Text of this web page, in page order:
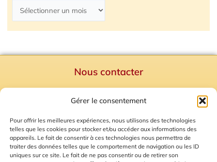
Gérer le consentement
Pour offrir les meilleures expériences, nous utilisons des technologies
telles que les cookies pour stocker et/ou accéder aux informations des
appareils. Le fait de consentir à ces technologies nous permettra de
traiter des données telles que le comportement de navigation ou les ID
uniques sur ce site. Le fait de ne pas consentir ou de retirer son
Nous contacter
Mentions Légales
Plan du site
Gestion des Cookies